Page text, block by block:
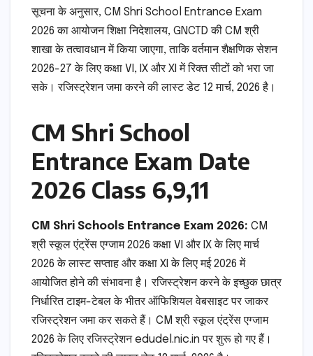
सूचना के अनुसार, CM Shri School Entrance Exam
2026 का आयोजन शिक्षा निदेशालय, GNCTD की CM श्री
शाखा के तत्वावधान में किया जाएगा, ताकि वर्तमान शैक्षणिक सेशन
2026-27 के लिए कक्षा VI, IX और XI में रिक्त सीटों को भरा जा
सके। रजिस्ट्रेशन जमा करने की लास्ट डेट 12 मार्च, 2026 है।
CM Shri School
Entrance Exam Date
2026 Class 6,9,11
CM Shri Schools Entrance Exam 2026: CM
श्री स्कूल एंट्रेंस एग्जाम 2026 कक्षा VI और IX के लिए मार्च
2026 के लास्ट सप्ताह और कक्षा XI के लिए मई 2026 में
आयोजित होने की संभावना है। रजिस्ट्रेशन करने के इच्छुक छात्र
निर्धारित टाइम-टेबल के भीतर ऑफिशियल वेबसाइट पर जाकर
रजिस्ट्रेशन जमा कर सकते हैं। CM श्री स्कूल एंट्रेंस एग्जाम
2026 के लिए रजिस्ट्रेशन edudel.nic.in पर शुरू हो गए हैं।